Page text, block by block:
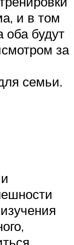
и в том
оба будут
за
семьи.